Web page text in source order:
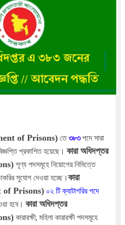
of Prisons) তে৩৮৩পদে সারা
প্রকাশিত হয়েছে। কারা অধিদপ্তর
শূণ্য পদসমূহে নিয়োগের নিমিত্তে
সুযোগ দেওয়া হচ্ছে। কারা
of Prisons) ০২ টি ক্যাটাগরির পদে
হবে। কারা অধিদপ্তর
কারারক্ষী, মহিলা কারারক্ষী পদসমূহে